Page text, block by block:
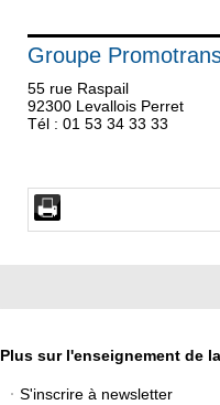
Groupe
55 rue Raspail
92300 Levallois Perret
Tél : 01 53 34 33 33
Plus sur l'enseignement de
S'inscrire à newsletter